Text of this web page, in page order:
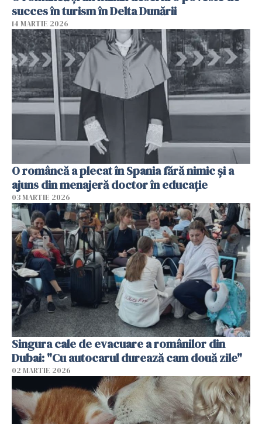
succes în turism în Delta Dunării
14 MARTIE 2026
O româncă a plecat în Spania fără nimic și a
ajuns din menajeră doctor în educație
03 MARTIE 2026
Singura cale de evacuare a românilor din
Dubai: "Cu autocarul durează cam două zile"
02 MARTIE 2026